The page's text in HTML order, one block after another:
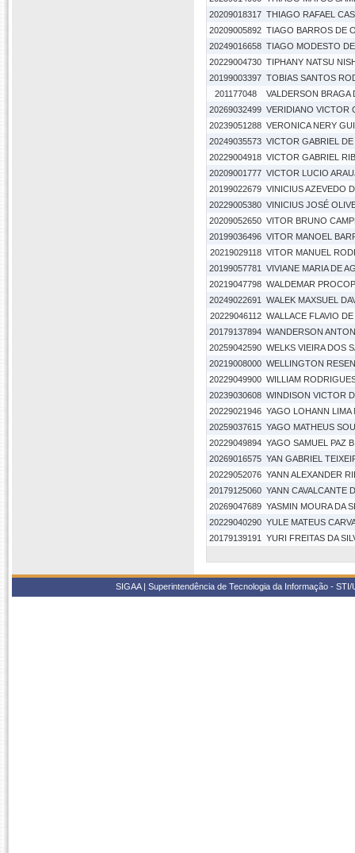
20209018317 THIAGO RAFAEL
20209005892 TIAGO BARROS DE
20249016658 TIAGO MODESTO
20229004730 TIPHANY NATSU
20199003397 TOBIAS SANTOS
201177048
VALDERSON BRAGA
20269032499 VERIDIANO VICTOR
20239051288 VERONICA NERY
20249035573 VICTOR GABRIEL
20229004918 VICTOR GABRIEL
20209001777 VICTOR LUCIO
20199022679 VINICIUS AZEVEDO
20229005380 VINICIUS JOSÉ
20209052650 VITOR BRUNO
20199036496 VITOR MANOEL
20219029118 VITOR MANUEL
20199057781
VIVIANE MARIA DE
20219047798 WALDEMAR
20249022691
WALEK MAXSUEL
20229046112 WALLACE FLAVIO DE
20179137894 WANDERSON
20259042590 WELKS VIEIRA DOS
20219008000 WELLINGTON
20229049900 WILLIAM
20239030608 WINDISON VICTOR
20229021946 YAGO LOHANN LIMA
20259037615 YAGO MATHEUS
20229049894 YAGO SAMUEL PAZ
20269016575 YAN GABRIEL
20229052076 YANN ALEXANDER
20179125060 YANN CAVALCANTE
20269047689 YASMIN MOURA DA
20229040290 YULE MATEUS
20179139191
YURI FREITAS DA
SIGAA | Superintendência de Tecnologia da Informação -